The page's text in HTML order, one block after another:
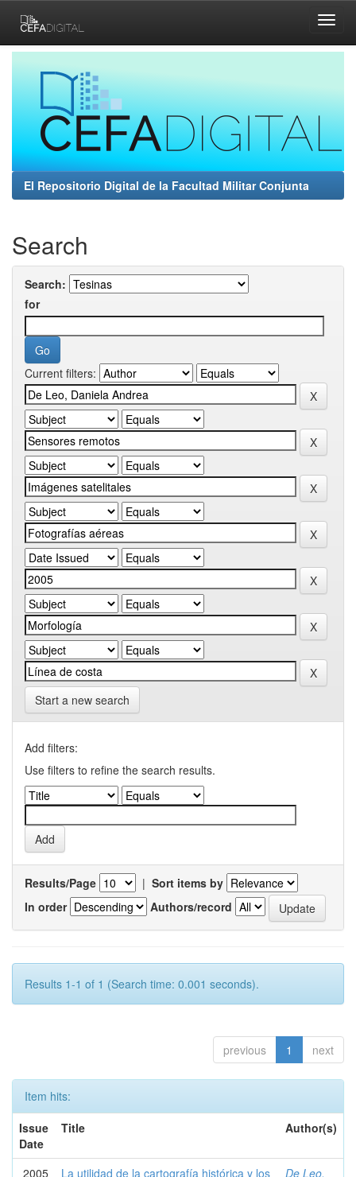
navigation
El Repositorio Digital de la Facultad Militar Conjunta
Search
Search:
for
Current filters:
Start a new search
Add filters:
Use filters to refine the search results.
Results/Page | Sort items by
In order
Authors/record
Results 1-1 of 1 (Search time: 0.001 seconds).
previous 1 next
Item hits:
Issue
Date
Title Author(s)
2005
La utilidad de la cartografía histórica y los
De Leo,